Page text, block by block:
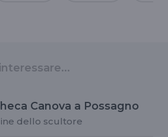
Canova a Possagno
dello scultore